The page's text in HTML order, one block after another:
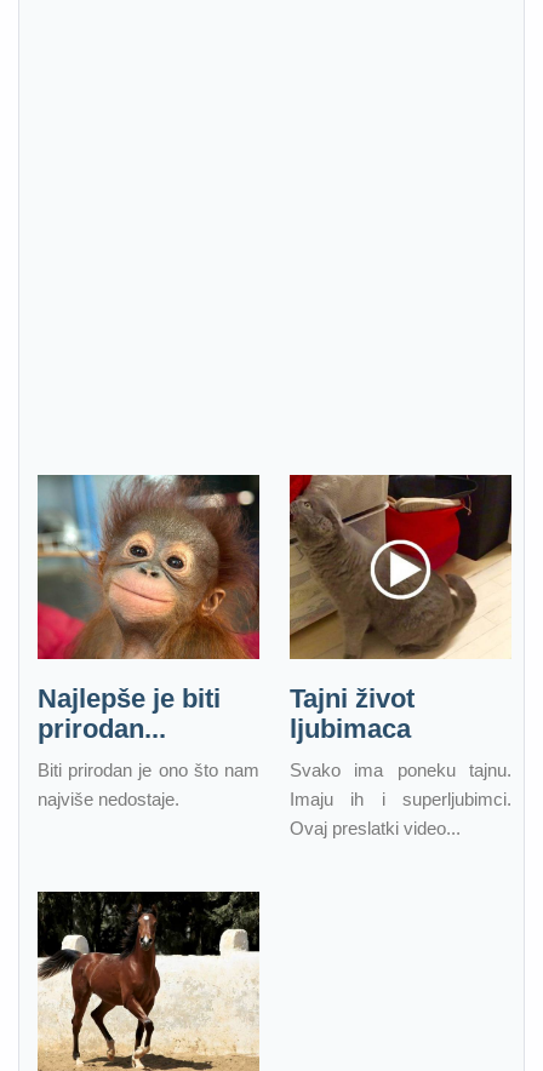
Najlepše je biti
prirodan...
Biti prirodan je ono što nam
najviše nedostaje.
Tajni život
ljubimaca
Svako ima poneku tajnu.
Imaju ih i superljubimci.
Ovaj preslatki video...